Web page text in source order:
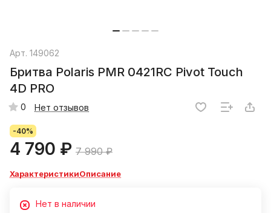
Арт. 149062
Бритва Polaris PMR 0421RC Pivot Touch
4D PRO
0 Нет отзывов
-40%
4 790 ₽ 7 990 ₽
ХарактеристикиОписание
Нет в наличии